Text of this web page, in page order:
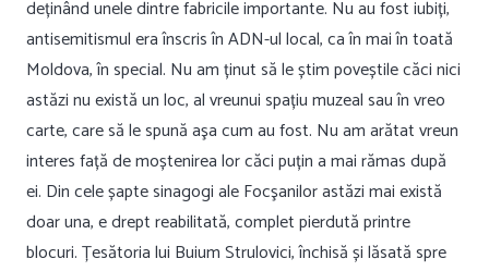
deținând unele dintre fabricile importante. Nu au fost iubiți,
antisemitismul era înscris în ADN-ul local, ca în mai în toată
Moldova, în special. Nu am ținut să le știm poveștile căci nici
astăzi nu există un loc, al vreunui spațiu muzeal sau în vreo
carte, care să le spună aşa cum au fost. Nu am arătat vreun
interes față de moștenirea lor căci puțin a mai rămas după
ei. Din cele șapte sinagogi ale Focşanilor astăzi mai există
doar una, e drept reabilitată, complet pierdută printre
blocuri. Țesătoria lui Buium Strulovici, închisă și lăsată spre